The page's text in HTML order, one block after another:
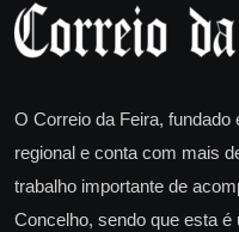
O Correio da Feira,
regional e conta com mais
trabalho importante de
Concelho, sendo que esta